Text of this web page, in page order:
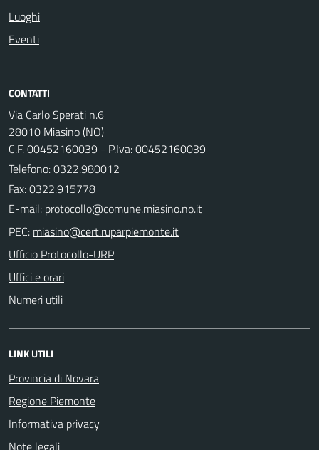
Luoghi
Eventi
CONTATTI
Via Carlo Sperati n.6
28010 Miasino (NO)
C.F. 00452160039 - P.Iva: 00452160039
Telefono:0322.980012
Fax: 0322.915778
E-mail:
PEC:
Ufficio Protocollo-URP
Uffici e orari
Numeri utili
LINK UTILI
Provincia di Novara
Regione Piemonte
Informativa privacy
Note legali